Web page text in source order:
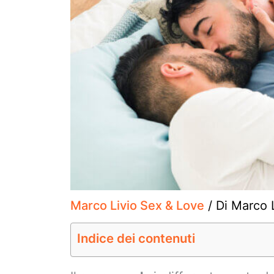
Marco Livio Sex & Love / Di Marco
Indice dei contenuti